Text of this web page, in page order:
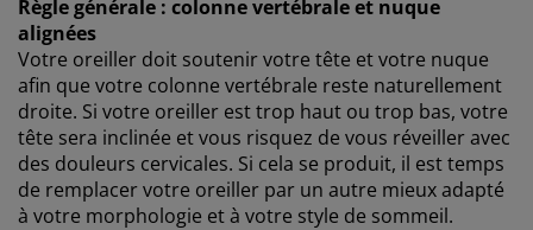
Règle générale : colonne vertébrale et nuque
alignées
Votre oreiller doit soutenir votre tête et votre nuque
afin que votre colonne vertébrale reste naturellement
droite. Si votre oreiller est trop haut ou trop bas, votre
tête sera inclinée et vous risquez de vous réveiller avec
des douleurs cervicales. Si cela se produit, il est temps
de remplacer votre oreiller par un autre mieux adapté
à votre morphologie et à votre style de sommeil.